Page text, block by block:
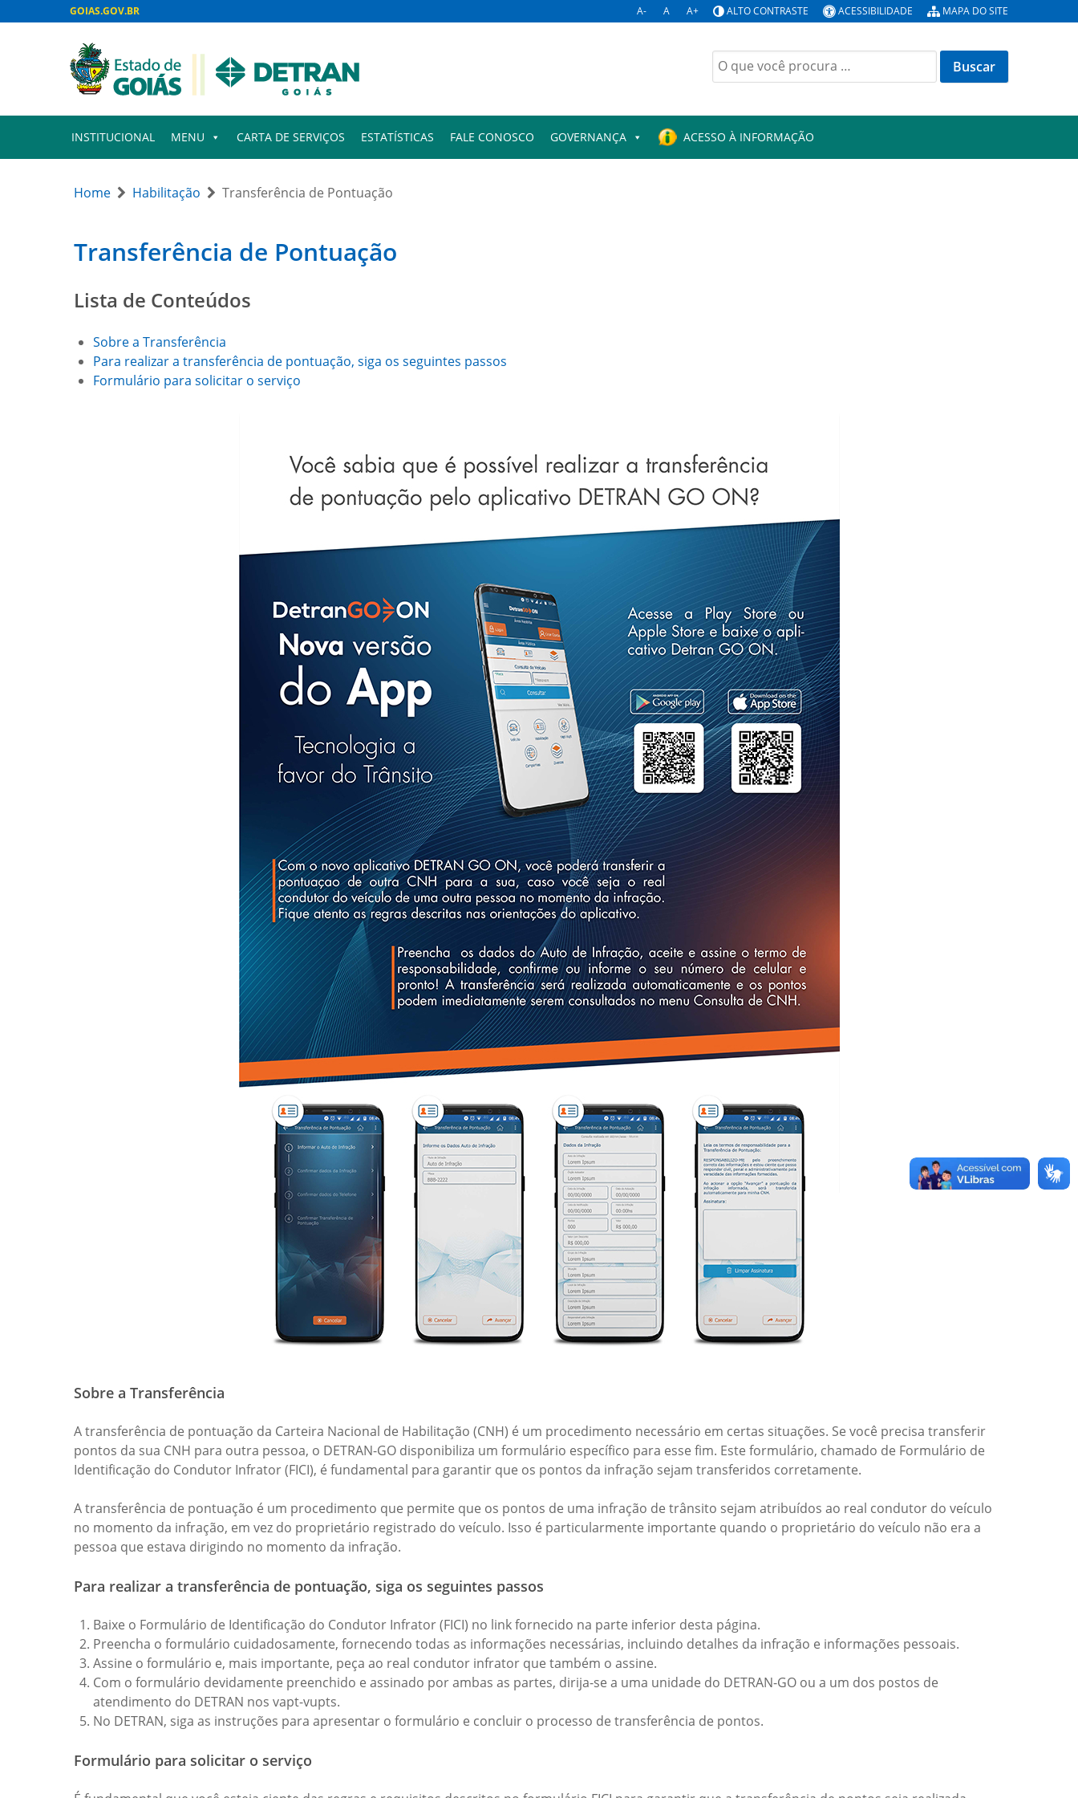
GOIAS.GOV.BR A- A A+ ALTO CONTRASTE ACESSIBILIDADE MAPA DO SITE
Buscar
por:
INSTITUCIONAL MENU CARTA DE SERVIÇOS ESTATÍSTICAS FALE CONOSCO GOVERNANÇA ACESSO À INFORMAÇÃO
Home Habilitação Transferência de Pontuação
Transferência de Pontuação
Lista de Conteúdos
Sobre a Transferência
Para realizar a transferência de pontuação, siga os seguintes passos
Formulário para solicitar o serviço
Sobre a Transferência
A transferência de pontuação da Carteira Nacional de Habilitação (CNH) é um procedimento necessário em certas situações. Se você precisa transferir
pontos da sua CNH para outra pessoa, o DETRAN-GO disponibiliza um formulário específico para esse fim. Este formulário, chamado de Formulário de
Identificação do Condutor Infrator (FICI), é fundamental para garantir que os pontos da infração sejam transferidos corretamente.
A transferência de pontuação é um procedimento que permite que os pontos de uma infração de trânsito sejam atribuídos ao real condutor do veículo
no momento da infração, em vez do proprietário registrado do veículo. Isso é particularmente importante quando o proprietário do veículo não era a
pessoa que estava dirigindo no momento da infração.
Para realizar a transferência de pontuação, siga os seguintes passos
Baixe o Formulário de Identificação do Condutor Infrator (FICI) no link fornecido na parte inferior desta página.
Preencha o formulário cuidadosamente, fornecendo todas as informações necessárias, incluindo detalhes da infração e informações pessoais.
Assine o formulário e, mais importante, peça ao real condutor infrator que também o assine.
Com o formulário devidamente preenchido e assinado por ambas as partes, dirija-se a uma unidade do DETRAN-GO ou a um dos postos de
atendimento do DETRAN nos vapt-vupts.
No DETRAN, siga as instruções para apresentar o formulário e concluir o processo de transferência de pontos.
Formulário para solicitar o serviço